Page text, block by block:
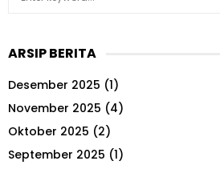
c
f
o
r
ARSIP BERITA
Desember 2025 (1)
November 2025 (4)
Oktober 2025 (2)
September 2025 (1)